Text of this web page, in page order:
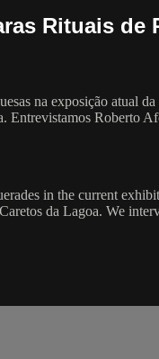
Rituais de
na exposição atual
Entrevistamos Roberto
in the current
da Lagoa. We